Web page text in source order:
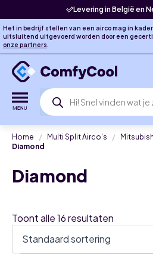
Levering in België en
Het in bedrijf stellen van een airco mag in
uitsluitend uitgevoerd worden door een
onze partners.
Producten
zoeken
Home Multi Split Airco's
Diamond
Diamond
Toont alle 16 resultaten